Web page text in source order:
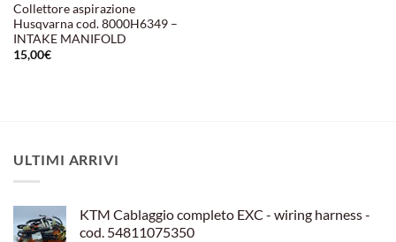
Collettore aspirazione
Husqvarna cod. 8000H6349 –
INTAKE MANIFOLD
15,00€
ULTIMI ARRIVI
KTM Cablaggio completo EXC - wiring harness -
cod. 54811075350